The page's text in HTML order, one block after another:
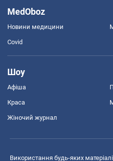
MedOboz
Новини медицини
Covid
Шоу
Афіша
Краса
Жіночий журнал
Використання будь-яких